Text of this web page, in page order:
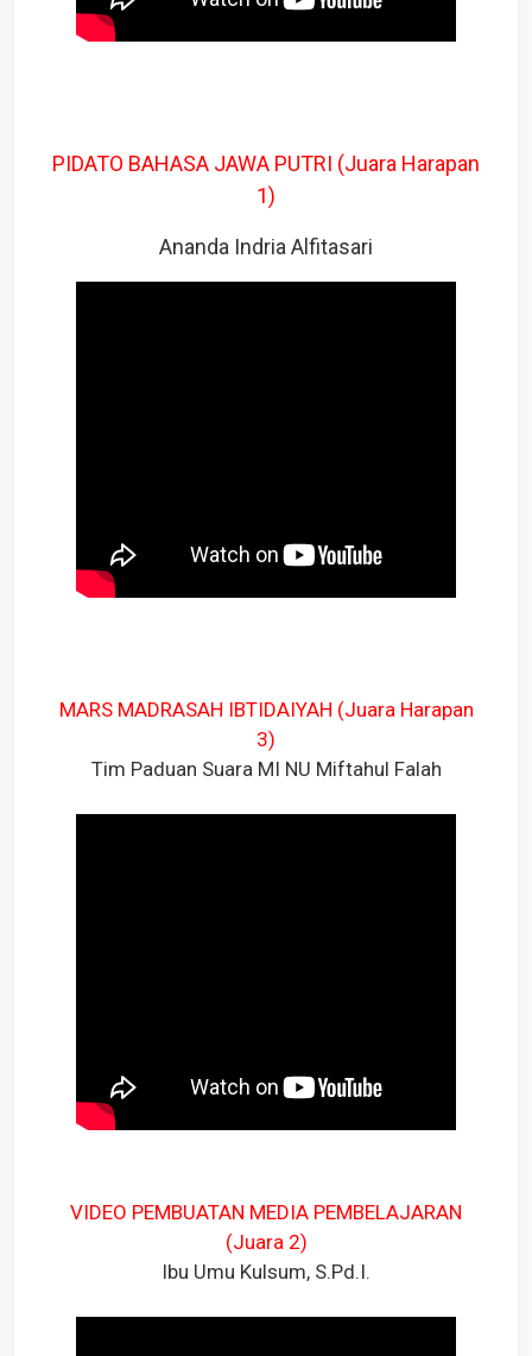
PIDATO BAHASA JAWA PUTRI (Juara Harapan
1)
Ananda Indria Alfitasari
MARS MADRASAH IBTIDAIYAH (Juara Harapan
3)
Tim Paduan Suara MI NU Miftahul Falah
VIDEO PEMBUATAN MEDIA PEMBELAJARAN
(Juara 2)
Ibu Umu Kulsum, S.Pd.I.